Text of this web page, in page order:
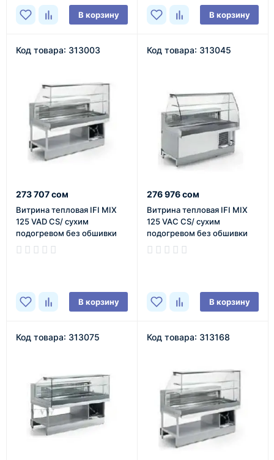
В корзину В корзину
Код товара: 313003
273 707 сом
Витрина тепловая IFI MIX
125 VAD CS/ сухим
подогревом без обшивки
В корзину
Код товара: 313045
276 976 сом
Витрина тепловая IFI MIX
125 VAC CS/ сухим
подогревом без обшивки
В корзину
Код товара: 313075 Код товара: 313168